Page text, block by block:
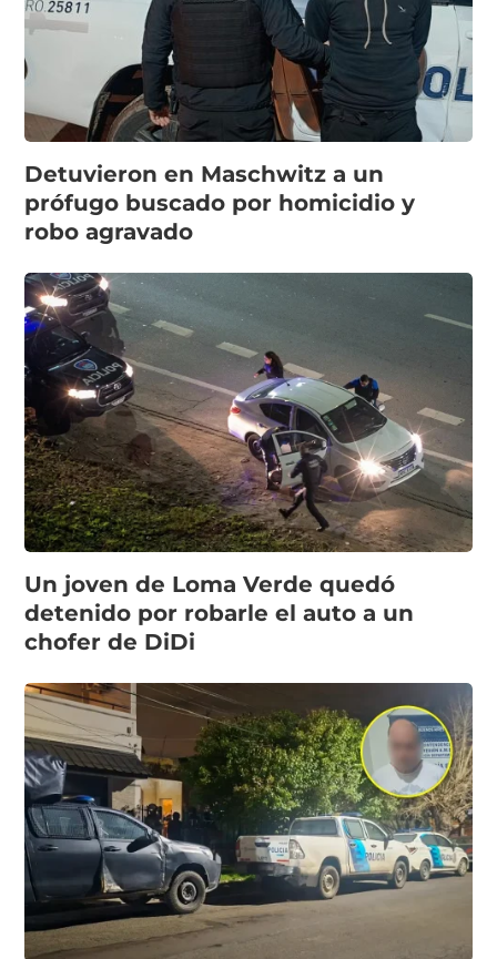
Detuvieron en Maschwitz a un
prófugo buscado por homicidio y
robo agravado
Un joven de Loma Verde quedó
detenido por robarle el auto a un
chofer de DiDi